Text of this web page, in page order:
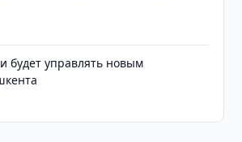
будет управлять новым